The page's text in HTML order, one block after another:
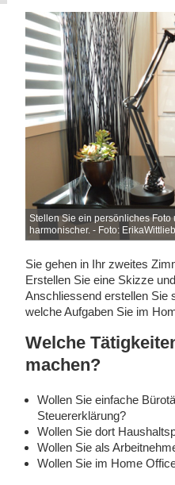
Stellen Sie ein persönliches
harmonischer. - Foto:
Sie gehen in Ihr zweites
Erstellen Sie eine Skizze
Anschliessend erstellen Sie
welche Aufgaben Sie im
Welche
machen?
Wollen Sie einfache
Steuererklärung?
Wollen Sie dort
Wollen Sie als
Wollen Sie im Home